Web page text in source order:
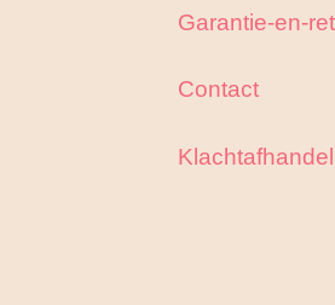
Garantie-en-
Contact